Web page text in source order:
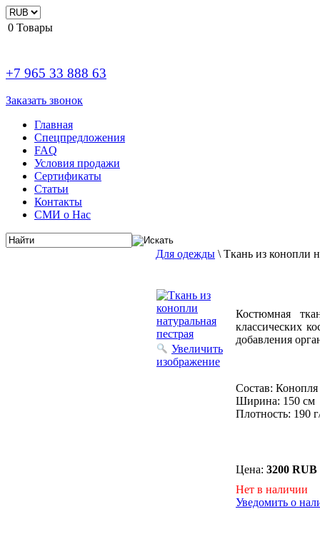
0 Товары
+7 965 33 888 63
Заказать звонок
Главная
Спецпредложения
FAQ
Условия продажи
Сертификаты
Статьи
Контакты
СМИ о Нас
Для одежды \ Ткань из конопли
Увеличить
изображение
Костюмная
классических
добавления
Состав:
Ширина: 150 см
Плотность: 190
Цена: 3200 RUB
Нет в наличии
Уведомить о